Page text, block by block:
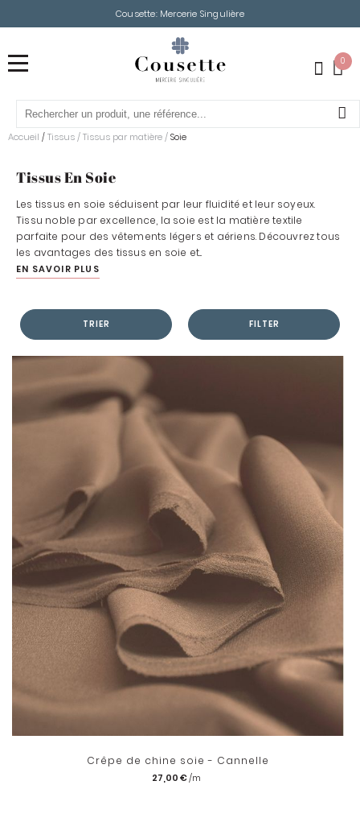
Cousette: Mercerie Singulière
0
Accueil / Tissus /Tissus par matière / Soie
Tissus En Soie
Les tissus en soie séduisent par leur fluidité et leur soyeux.
Tissu noble par excellence, la soie est la matière textile
parfaite pour des vêtements légers et aériens. Découvrez tous
les avantages des tissus en soie et...
EN SAVOIR PLUS
TRIER FILTER
Crêpe de chine soie - Cannelle
27,00 €